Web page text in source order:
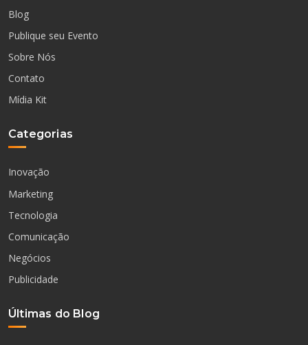
Blog
Publique seu Evento
Sobre Nós
Contato
Mídia Kit
Categorias
Inovação
Marketing
Tecnologia
Comunicação
Negócios
Publicidade
Últimas do Blog